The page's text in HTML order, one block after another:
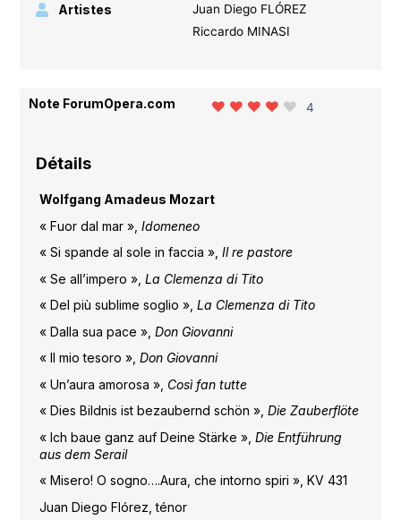
Artistes
Juan Diego FLÓREZ
Riccardo MINASI
Note ForumOpera.com 4
Détails
Wolfgang Amadeus Mozart
« Fuor dal mar », Idomeneo
« Si spande al sole in faccia », Il re pastore
« Se all’impero », La Clemenza di Tito
« Del più sublime soglio », La Clemenza di Tito
« Dalla sua pace », Don Giovanni
« Il mio tesoro », Don Giovanni
« Un’aura amorosa », Così fan tutte
« Dies Bildnis ist bezaubernd schön », Die Zauberflöte
« Ich baue ganz auf Deine Stärke », Die Entführung
aus dem Serail
« Misero! O sogno….Aura, che intorno spiri », KV 431
Juan Diego Flórez, ténor